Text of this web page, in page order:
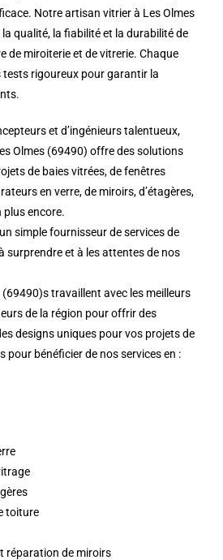
Notre artisan vitrier à Les Olmes
qualité, la fiabilité et la durabilité de
de miroiterie et de vitrerie. Chaque
tests rigoureux pour garantir la
et d’ingénieurs talentueux,
Olmes (69490) offre des solutions
de baies vitrées, de fenêtres
en verre, de miroirs, d’étagères,
plus encore.
simple fournisseur de services de
surprendre et à les attentes de nos
(69490)s travaillent avec les meilleurs
de la région pour offrir des
designs uniques pour vos projets de
pour bénéficier de nos services en :
toiture
réparation de miroirs